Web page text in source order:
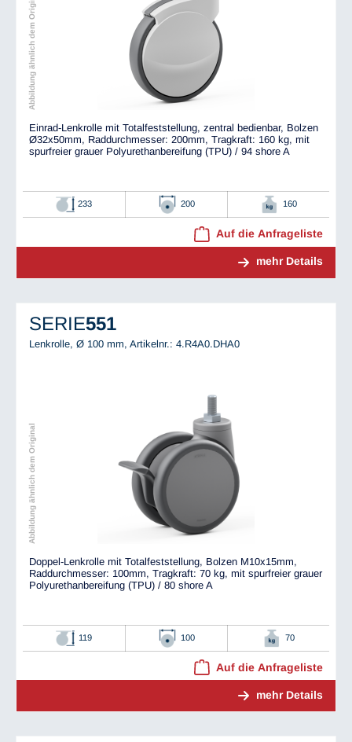
Abbildung ähnlich dem Original
Einrad-Lenkrolle mit Totalfeststellung, zentral bedienbar, Bolzen
Ø32x50mm, Raddurchmesser: 200mm, Tragkraft: 160 kg, mit
spurfreier grauer Polyurethanbereifung (TPU) / 94 shore A
233 200 160
Auf die Anfrageliste
mehr Details
SERIE551
Lenkrolle, Ø 100 mm, Artikelnr.: 4.R4A0.DHA0
Abbildung ähnlich dem Original
Doppel-Lenkrolle mit Totalfeststellung, Bolzen M10x15mm,
Raddurchmesser: 100mm, Tragkraft: 70 kg, mit spurfreier grauer
Polyurethanbereifung (TPU) / 80 shore A
119 100 70
Auf die Anfrageliste
mehr Details